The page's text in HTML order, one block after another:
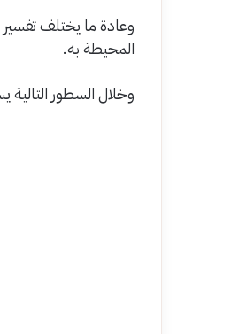
وعادة ما يختلف تفسير
المحيطة به.
وخلال السطور التالية يستعرض موقع مباشر